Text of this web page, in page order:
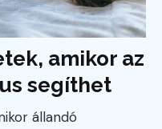
amikor az
segíthet
állandó